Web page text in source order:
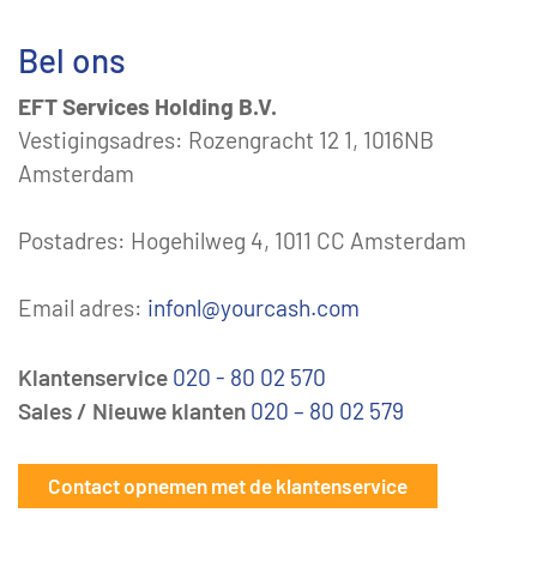
Bel ons
EFT Services Holding B.V.
Vestigingsadres: Rozengracht 12 1, 1016NB
Amsterdam
Postadres: Hogehilweg 4, 1011 CC Amsterdam
Email adres: infonl@yourcash.com
Klantenservice 020 - 80 02 570
Sales / Nieuwe klanten 020 – 80 02 579
Contact opnemen met de klantenservice